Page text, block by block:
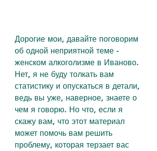
Дорогие мои, давайте поговорим
об одной неприятной теме -
женском алкоголизме в Иваново.
Нет, я не буду толкать вам
статистику и опускаться в детали,
ведь вы уже, наверное, знаете о
чем я говорю. Но что, если я
скажу вам, что этот материал
может помочь вам решить
проблему, которая терзает вас